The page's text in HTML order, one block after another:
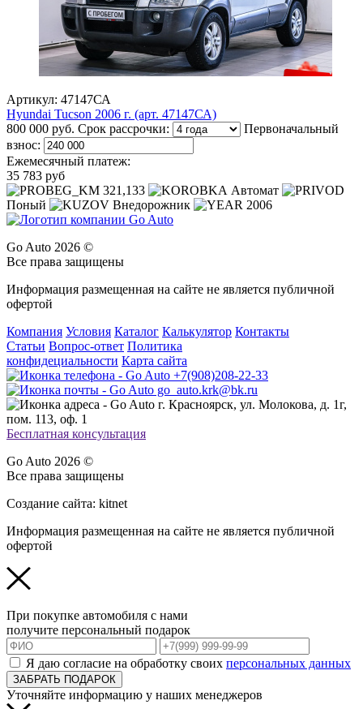
Артикул: 47147СА
Hyundai Tucson 2006 г. (арт. 47147СА)
800 000 руб. Срок рассрочки:
Первоначальный
взнос:
Ежемесячный платеж:
35 783 руб
321,133
Автомат
Поный
Внедорожник 2006
Go Auto 2026 ©
Все права защищены
Информация размещенная на сайте не является публичной
офертой
Компания Условия Каталог Калькулятор Контакты
Статьи Вопрос-ответ Политика
конфидециальности Карта сайта
+7(908)208-22-33
go_auto.krk@bk.ru
г. Красноярск, ул. Молокова, д. 1г,
пом. 113, оф. 1
Бесплатная консультация
Go Auto 2026 ©
Все права защищены
Создание сайта: kitnet
Информация размещенная на сайте не является публичной
офертой
При покупке автомобиля с нами
получите персональный подарок
Я даю согласие на обработку своих персональных данных
ЗАБРАТЬ ПОДАРОК
Уточняйте информацию у наших менеджеров